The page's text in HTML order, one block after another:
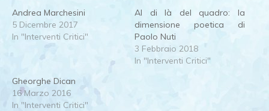
Andrea Marchesini
5 Dicembre 2017
In "Interventi Critici"
Al di là del quadro: la
dimensione poetica di
Paolo Nuti
3 Febbraio 2018
In "Interventi Critici"
Gheorghe Dican
16 Marzo 2016
In "Interventi Critici"